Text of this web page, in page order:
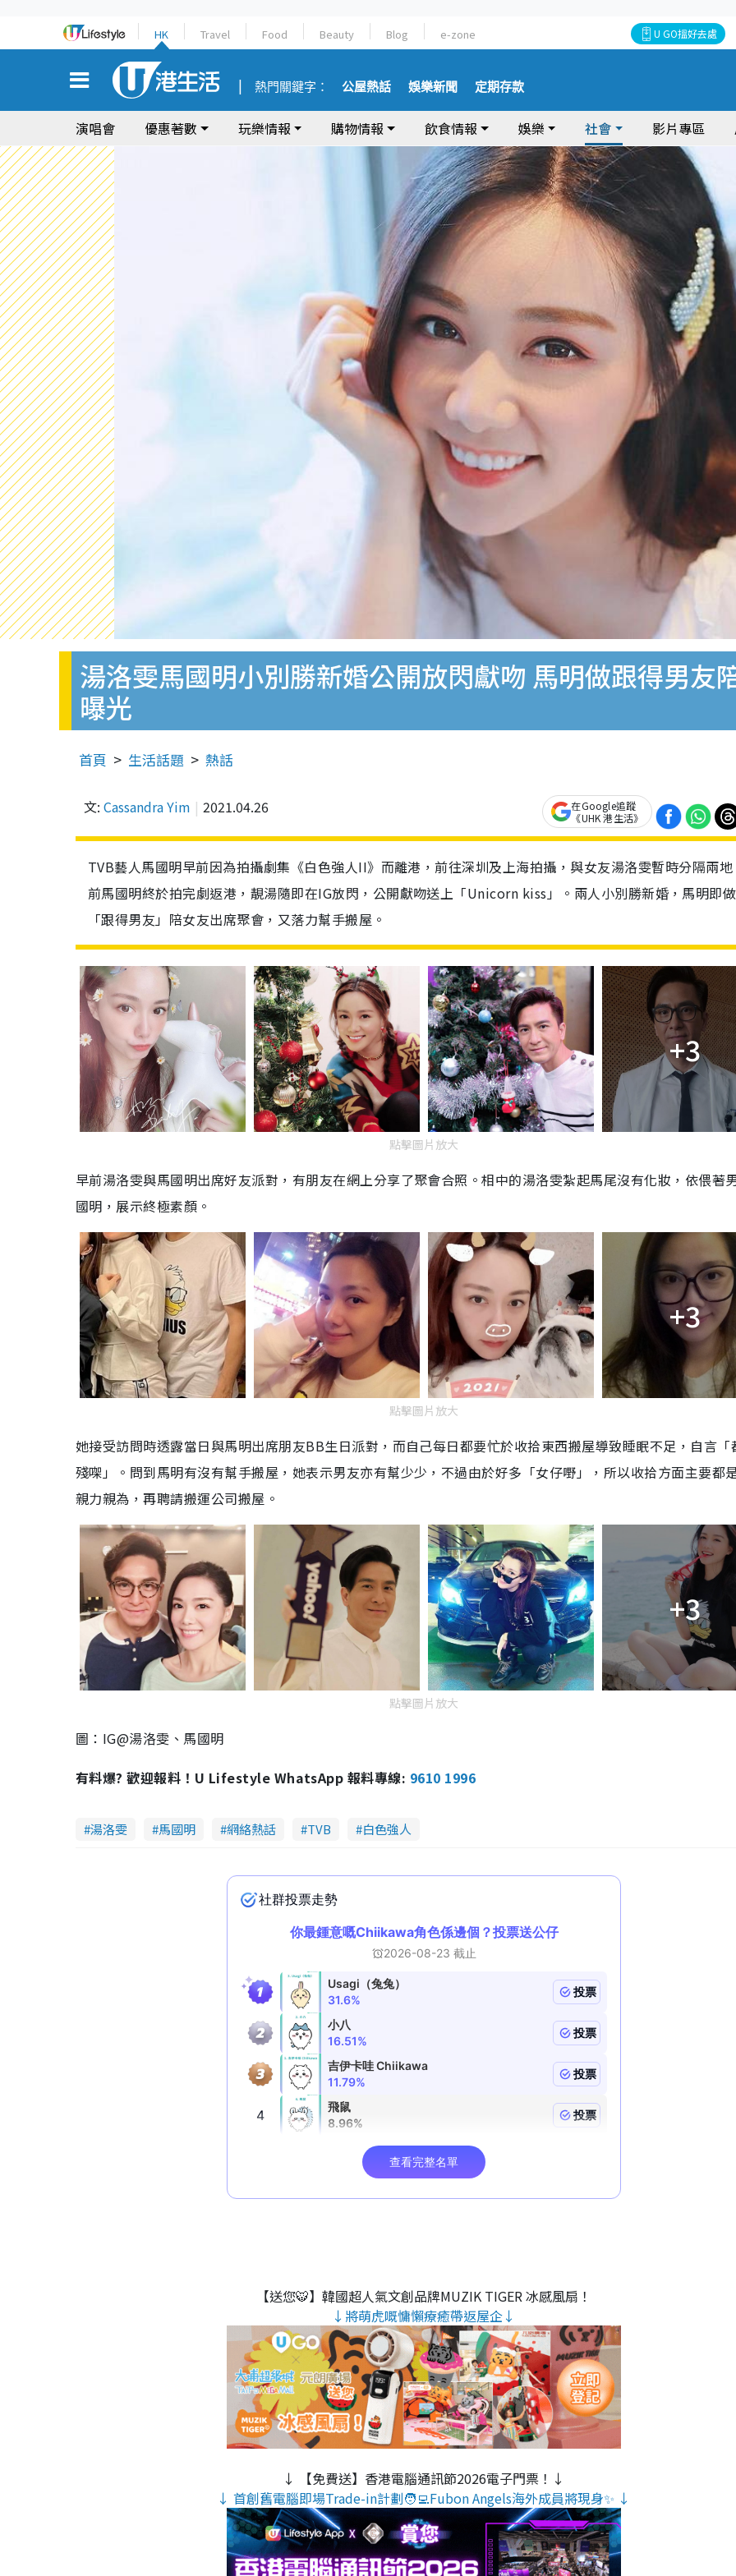
HK Travel Food Beauty Blog e-zone U GO搵好去處
熱門關鍵字： 公屋熱話 娛樂新聞 定期存款
演唱會 優惠著數 玩樂情報 購物情報 飲食情報 娛樂 社會 影片專區
湯洛雯馬國明小別勝新婚公開放閃獻吻 馬明做跟得男友
曝光
首頁 生活話題 熱話
文: Cassandra Yim 2021.04.26
在Google追蹤
《UHK 港生活》
TVB藝人馬國明早前因為拍攝劇集《白色強人II》而離港，前往深圳及上海拍攝，與女友湯洛雯暫時分隔兩
前馬國明終於拍完劇返港，靚湯隨即在IG放閃，公開獻吻送上「Unicorn kiss」。兩人小別勝新婚，馬明即做
「跟得男友」陪女友出席聚會，又落力幫手搬屋。
+3
點擊圖片放大
早前湯洛雯與馬國明出席好友派對，有朋友在網上分享了聚會合照。相中的湯洛雯紮起馬尾沒有化妝，依偎著
國明，展示終極素顏。
+3
點擊圖片放大
她接受訪問時透露當日與馬明出席朋友BB生日派對，而自己每日都要忙於收拾東西搬屋導致睡眠不足，自言「
殘㗎」。問到馬明有沒有幫手搬屋，她表示男友亦有幫少少，不過由於好多「女仔嘢」，所以收拾方面主要都
親力親為，再聘請搬運公司搬屋。
+3
點擊圖片放大
圖：IG@湯洛雯、馬國明
有料爆? 歡迎報料！U Lifestyle WhatsApp 報料專線: 9610 1996
湯洛雯 馬國明 網絡熱話 TVB 白色強人
【送您🐯】韓國超人氣文創品牌MUZIK TIGER 冰感風扇！
↓將萌虎嘅慵懶療癒帶返屋企↓
↓ 【免費送】香港電腦通訊節2026電子門票！↓
↓ 首創舊電腦即場Trade-in計劃🧑‍💻Fubon Angels海外成員將現身✨ ↓